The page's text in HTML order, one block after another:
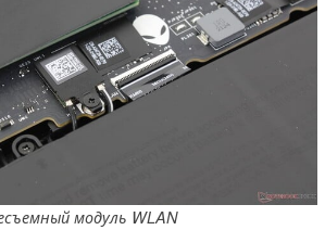
модуль WLAN